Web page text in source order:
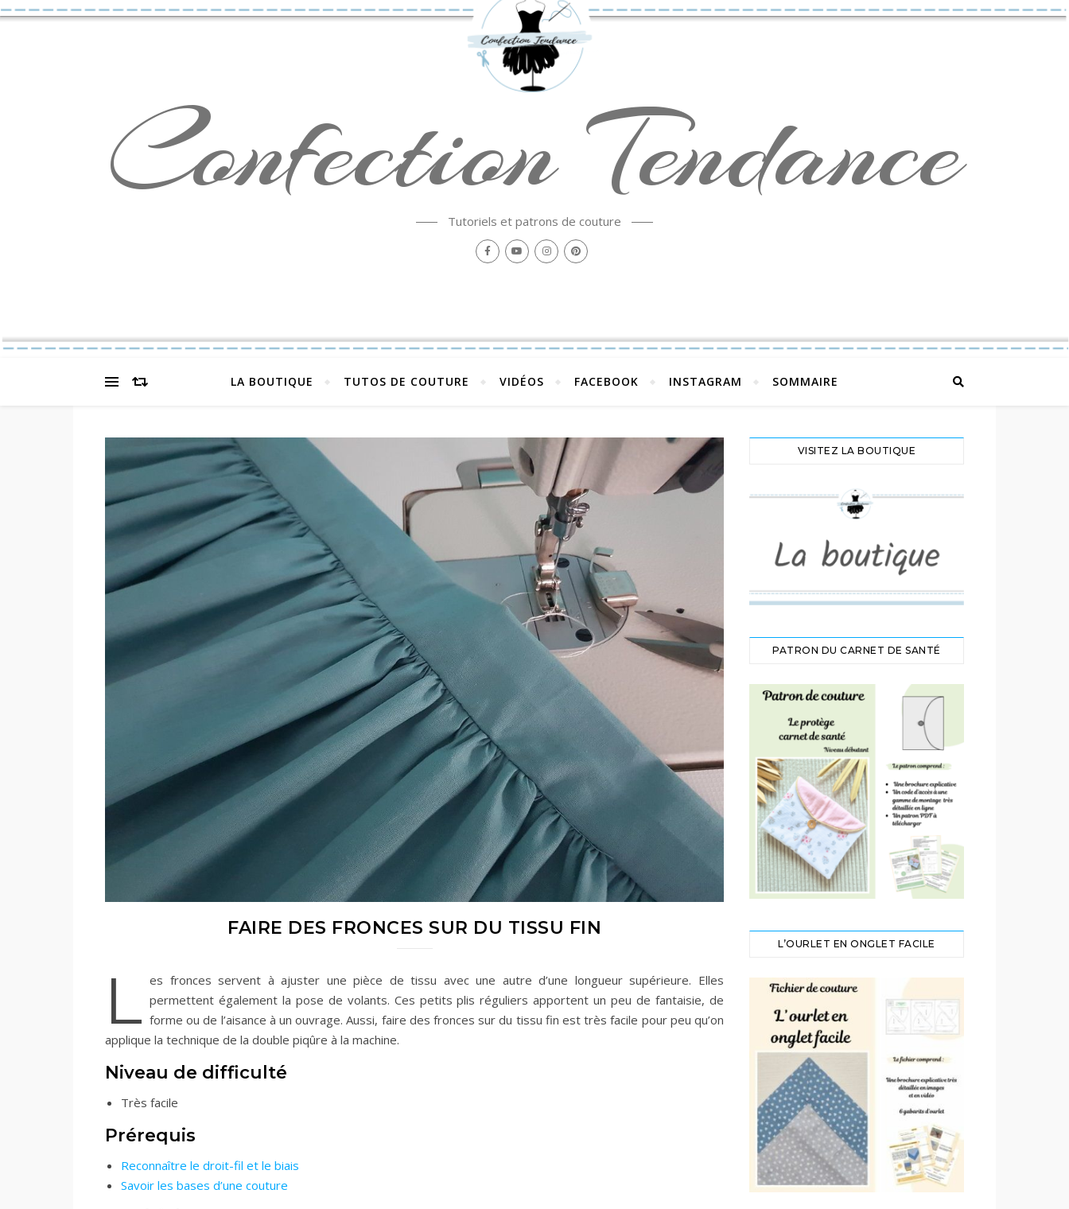
Confection Tendance
Tutoriels et patrons de couture
LA BOUTIQUE TUTOS DE COUTURE VIDÉOS FACEBOOK INSTAGRAM SOMMAIRE
FAIRE DES FRONCES SUR DU TISSU FIN
L es fronces servent à ajuster une pièce de tissu avec une autre d’une longueur supérieure. Elles
permettent également la pose de volants. Ces petits plis réguliers apportent un peu de fantaisie, de
forme ou de l’aisance à un ouvrage. Aussi, faire des fronces sur du tissu fin est très facile pour peu qu’on
applique la technique de la double piqûre à la machine.
Niveau de difficulté
Très facile
Prérequis
Reconnaître le droit-fil et le biais
Savoir les bases d’une couture
VISITEZ LA BOUTIQUE
PATRON DU CARNET DE SANTÉ
L’OURLET EN ONGLET FACILE